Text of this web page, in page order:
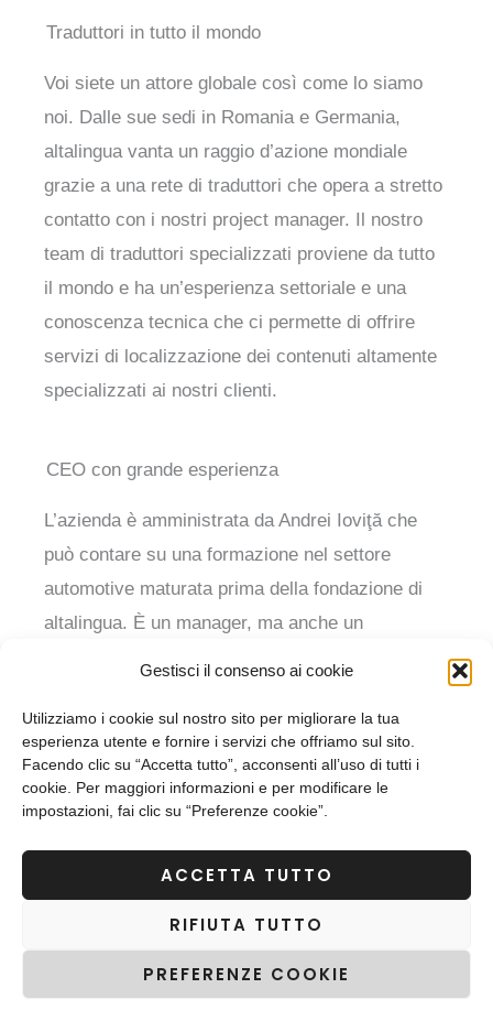
Gestisci il consenso ai cookie
Utilizziamo i cookie sul nostro sito per migliorare la tua
esperienza utente e fornire i servizi che offriamo sul sito.
Facendo clic su “Accetta tutto”, acconsenti all’uso di tutti i
cookie. Per maggiori informazioni e per modificare le
impostazioni, fai clic su “Preferenze cookie”.
ACCETTA TUTTO
RIFIUTA TUTTO
PREFERENZE COOKIE
Traduttori in tutto il mondo
Voi siete un attore globale così come lo siamo
noi. Dalle sue sedi in Romania e Germania,
altalingua vanta un raggio d’azione mondiale
grazie a una rete di traduttori che opera a stretto
contatto con i nostri project manager. Il nostro
team di traduttori specializzati proviene da tutto
il mondo e ha un’esperienza settoriale e una
conoscenza tecnica che ci permette di offrire
servizi di localizzazione dei contenuti altamente
specializzati ai nostri clienti.
CEO con grande esperienza
L’azienda è amministrata da Andrei Ioviţă che
può contare su una formazione nel settore
automotive maturata prima della fondazione di
altalingua. È un manager, ma anche un
pragmatico ed è coinvolto attivamente nelle
attività quotidiane per garantire un servizio
eccellente ai nostri clienti.
Dedizione focalizzata
Il nostro obiettivo in altalingua è aiutarvi a
migliorare costantemente la soddisfazione dei